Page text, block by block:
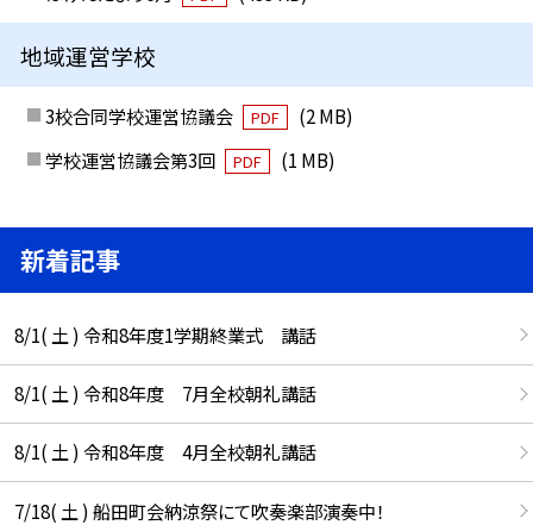
地域運営学校
3校合同学校運営協議会 PDF
(2 MB)
学校運営協議会第3回
PDF (1 MB)
新着記事
8/1( 土 ) 令和8年度1学期終業式 講話
8/1( 土 ) 令和8年度 7月全校朝礼講話
8/1( 土 ) 令和8年度 4月全校朝礼講話
7/18( 土 ) 船田町会納涼祭にて吹奏楽部演奏中！